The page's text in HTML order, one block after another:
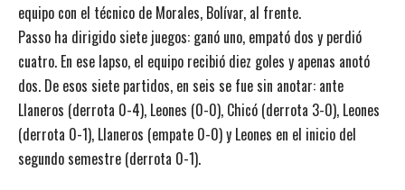
equipo con el técnico de Morales, Bolívar, al frente.
Passo ha dirigido siete juegos: ganó uno, empató dos y perdió
cuatro. En ese lapso, el equipo recibió diez goles y apenas anotó
dos. De esos siete partidos, en seis se fue sin anotar: ante
Llaneros (derrota 0-4), Leones (0-0), Chicó (derrota 3-0), Leones
(derrota 0-1), Llaneros (empate 0-0) y Leones en el inicio del
segundo semestre (derrota 0-1).